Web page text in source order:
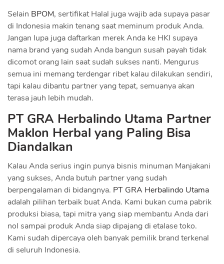
Selain BPOM, sertifikat Halal juga wajib ada supaya pasar
di Indonesia makin tenang saat meminum produk Anda.
Jangan lupa juga daftarkan merek Anda ke HKI supaya
nama brand yang sudah Anda bangun susah payah tidak
dicomot orang lain saat sudah sukses nanti. Mengurus
semua ini memang terdengar ribet kalau dilakukan sendiri,
tapi kalau dibantu partner yang tepat, semuanya akan
terasa jauh lebih mudah.
PT GRA Herbalindo Utama Partner
Maklon Herbal yang Paling Bisa
Diandalkan
Kalau Anda serius ingin punya bisnis minuman Manjakani
yang sukses, Anda butuh partner yang sudah
berpengalaman di bidangnya. PT GRA Herbalindo Utama
adalah pilihan terbaik buat Anda. Kami bukan cuma pabrik
produksi biasa, tapi mitra yang siap membantu Anda dari
nol sampai produk Anda siap dipajang di etalase toko.
Kami sudah dipercaya oleh banyak pemilik brand terkenal
di seluruh Indonesia.